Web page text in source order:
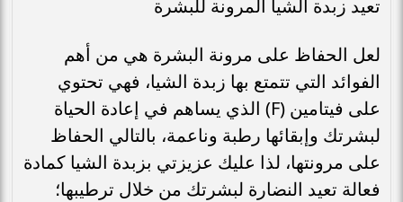
تعيد زبدة الشيا المرونة للبشرة
لعل الحفاظ على مرونة البشرة هي من أهم
الفوائد التي تتمتع بها زبدة الشيا، فهي تحتوي
على فيتامين (F) الذي يساهم في إعادة الحياة
لبشرتك وإبقائها رطبة وناعمة، بالتالي الحفاظ
على مرونتها، لذا عليك عزيزتي بزبدة الشيا كمادة
فعالة تعيد النضارة لبشرتك من خلال ترطيبها؛